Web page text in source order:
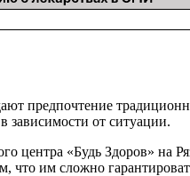
предпочтение
от ситуации.
центра «Будь Здоров» на
что им сложно